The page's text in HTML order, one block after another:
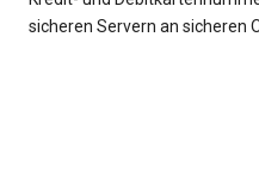
sicheren Servern an sicheren